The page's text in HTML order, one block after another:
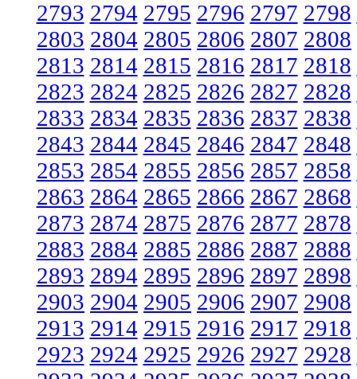
2793 2794 2795 2796 2797 2798
2803 2804 2805 2806 2807 2808
2813 2814 2815 2816 2817 2818
2823 2824 2825 2826 2827 2828
2833 2834 2835 2836 2837 2838
2843 2844 2845 2846 2847 2848
2853 2854 2855 2856 2857 2858
2863 2864 2865 2866 2867 2868
2873 2874 2875 2876 2877 2878
2883 2884 2885 2886 2887 2888
2893 2894 2895 2896 2897 2898
2903 2904 2905 2906 2907 2908
2913 2914 2915 2916 2917 2918
2923 2924 2925 2926 2927 2928